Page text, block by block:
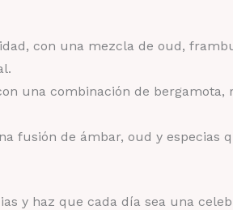
con una mezcla de oud,
una combinación de bergamota,
fusión de ámbar, oud y especias
y haz que cada día sea una